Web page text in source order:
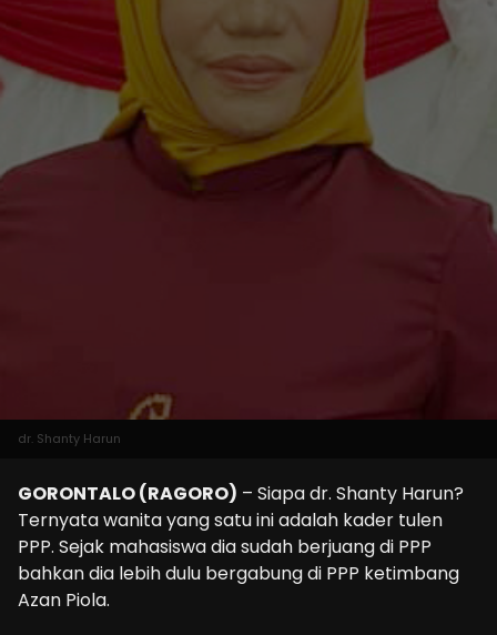
dr. Shanty Harun
GORONTALO (RAGORO) – Siapa dr. Shanty Harun?
Ternyata wanita yang satu ini adalah kader tulen
PPP. Sejak mahasiswa dia sudah berjuang di PPP
bahkan dia lebih dulu bergabung di PPP ketimbang
Azan Piola.